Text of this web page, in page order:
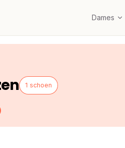
Dames
1 schoen